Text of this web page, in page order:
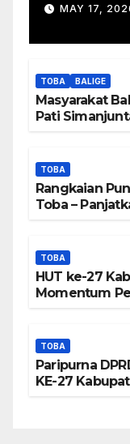
Berada
Pardede
Peta
MAY 17,
TOBA BALIGE
Masyarakat
Pati
TOBA
Rangkaian
Toba –
TOBA
HUT ke-27
Momentum
TOBA
Paripurna
KE-27